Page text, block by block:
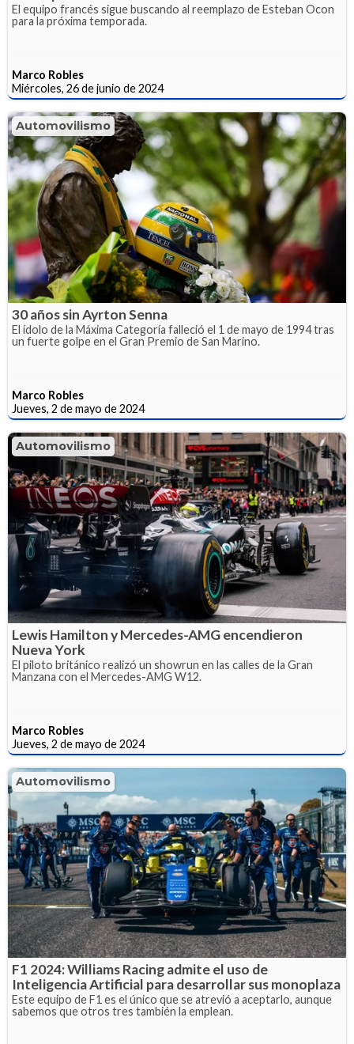
El equipo francés sigue buscando al reemplazo de Esteban Ocon
para la próxima temporada.
Marco Robles
Miércoles, 26 de junio de 2024
Automovilismo
30 años sin Ayrton Senna
El ídolo de la Máxima Categoría falleció el 1 de mayo de 1994 tras
un fuerte golpe en el Gran Premio de San Marino.
Marco Robles
Jueves, 2 de mayo de 2024
Automovilismo
Lewis Hamilton y Mercedes-AMG encendieron
Nueva York
El piloto británico realizó un showrun en las calles de la Gran
Manzana con el Mercedes-AMG W12.
Marco Robles
Jueves, 2 de mayo de 2024
Automovilismo
F1 2024: Williams Racing admite el uso de
Inteligencia Artificial para desarrollar sus monoplaza
Este equipo de F1 es el único que se atrevió a aceptarlo, aunque
sabemos que otros tres también la emplean.